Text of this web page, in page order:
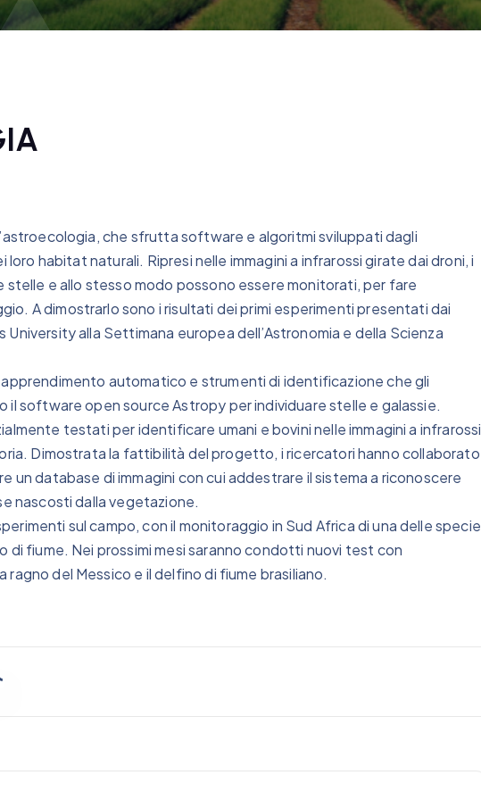
che sfrutta software e algoritmi sviluppati dagli
habitat naturali. Ripresi nelle immagini a infrarossi girate dai droni, i
stelle e allo stesso modo possono essere monitorati, per fare
A dimostrarlo sono i risultati dei primi esperimenti presentati dai
alla Settimana europea dell’Astronomia e della Scienza
apprendimento automatico e strumenti di identificazione che gli
software open source Astropy per individuare stelle e galassie.
testati per identificare umani e bovini nelle immagini a infrarossi
Dimostrata la fattibilità del progetto, i ricercatori hanno collaborato
un database di immagini con cui addestrare il sistema a riconoscere
nascosti dalla vegetazione.
sul campo, con il monitoraggio in Sud Africa di una delle specie
di fiume. Nei prossimi mesi saranno condotti nuovi test con
ragno del Messico e il delfino di fiume brasiliano.